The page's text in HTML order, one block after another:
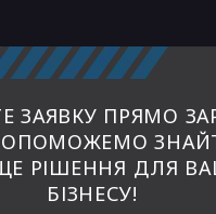
ЗАЯВКУ ПРЯМО
РІШЕННЯ ДЛЯ
БІЗНЕСУ!